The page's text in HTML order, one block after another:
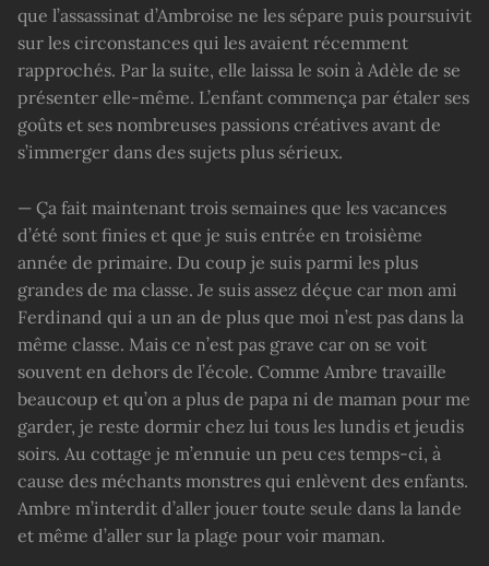
que l’assassinat d’Ambroise ne les sépare puis poursuivit
sur les circonstances qui les avaient récemment
rapprochés. Par la suite, elle laissa le soin à Adèle de se
présenter elle-même. L’enfant commença par étaler ses
goûts et ses nombreuses passions créatives avant de
s’immerger dans des sujets plus sérieux.
— Ça fait maintenant trois semaines que les vacances
d’été sont finies et que je suis entrée en troisième
année de primaire. Du coup je suis parmi les plus
grandes de ma classe. Je suis assez déçue car mon ami
Ferdinand qui a un an de plus que moi n’est pas dans la
même classe. Mais ce n’est pas grave car on se voit
souvent en dehors de l’école. Comme Ambre travaille
beaucoup et qu’on a plus de papa ni de maman pour me
garder, je reste dormir chez lui tous les lundis et jeudis
soirs. Au cottage je m’ennuie un peu ces temps-ci, à
cause des méchants monstres qui enlèvent des enfants.
Ambre m’interdit d’aller jouer toute seule dans la lande
et même d’aller sur la plage pour voir maman.